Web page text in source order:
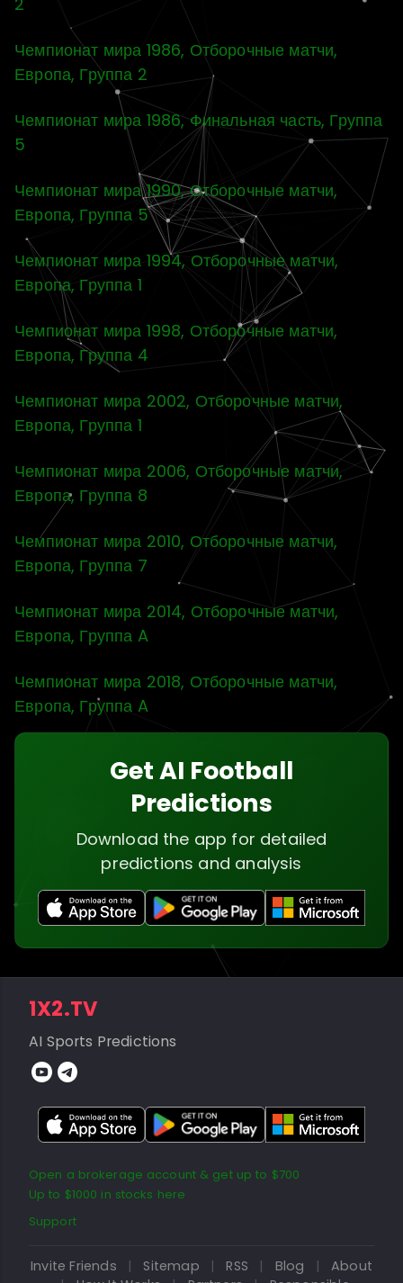
Чемпионат мира 1986, Отборочные матчи,
Европа, Группа 2
Чемпионат мира 1986, Финальная часть, Группа
5
Чемпионат мира 1990, Отборочные матчи,
Европа, Группа 5
Чемпионат мира 1994, Отборочные матчи,
Европа, Группа 1
Чемпионат мира 1998, Отборочные матчи,
Европа, Группа 4
Чемпионат мира 2002, Отборочные матчи,
Европа, Группа 1
Чемпионат мира 2006, Отборочные матчи,
Европа, Группа 8
Чемпионат мира 2010, Отборочные матчи,
Европа, Группа 7
Чемпионат мира 2014, Отборочные матчи,
Европа, Группа A
Чемпионат мира 2018, Отборочные матчи,
Европа, Группа A
Get AI Football
Predictions
Download the app for detailed
predictions and analysis
1X2.TV
AI Sports Predictions
Open a brokerage account & get up to $700
Up to $1000 in stocks here
Support
Invite Friends | Sitemap | RSS | Blog |
About